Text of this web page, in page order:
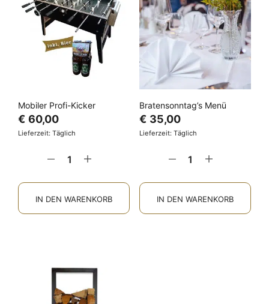
Mobiler Profi-Kicker
€ 60,00
Lieferzeit: Täglich
IN DEN WARENKORB
Bratensonntag’s Menü
€ 35,00
Lieferzeit: Täglich
IN DEN WARENKORB